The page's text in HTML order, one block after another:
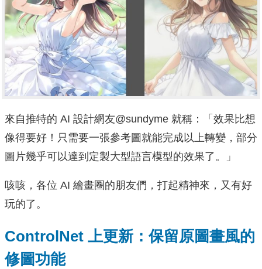
來自推特的 AI 設計網友@sundyme 就稱：「效果比想
像得要好！只需要一張參考圖就能完成以上轉變，部分
圖片幾乎可以達到定製大型語言模型的效果了。」
咳咳，各位 AI 繪畫圈的朋友們，打起精神來，又有好
玩的了。
ControlNet 上更新：保留原圖畫風的
修圖功能